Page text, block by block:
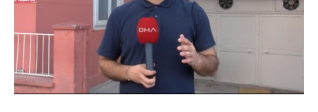
Sesi
Aç
Yüklendi:
37.38%
Oynatma
Hızı